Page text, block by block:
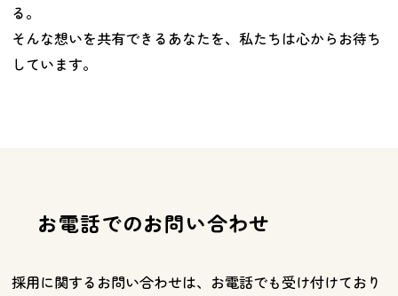
る。
そんな想いを共有できるあなたを、私たちは心からお待ち
しています。
お電話でのお問い合わせ
採用に関するお問い合わせは、お電話でも受け付けており